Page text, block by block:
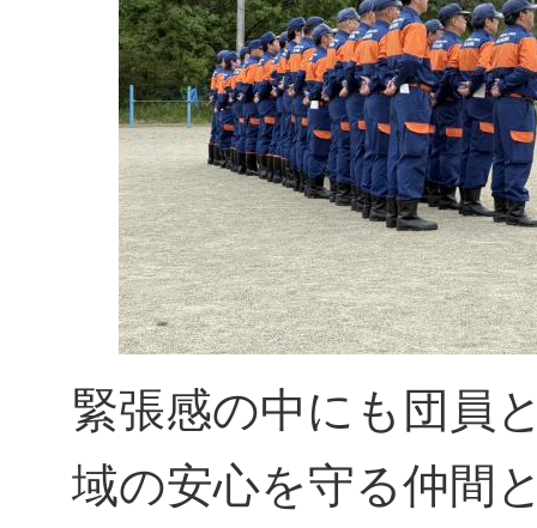
緊張感の中にも団員
域の安心を守る仲間